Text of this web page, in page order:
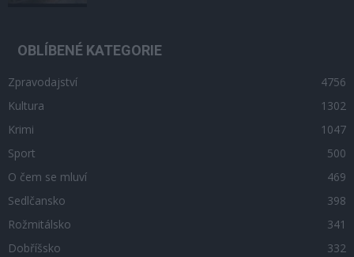
OBLÍBENÉ KATEGORIE
Zpravodajství
4756
Kultura
1302
Krimi
1047
Sport
500
O čem se mluví
469
Sedlčansko
398
Rožmitálsko
341
Dobříšsko
332